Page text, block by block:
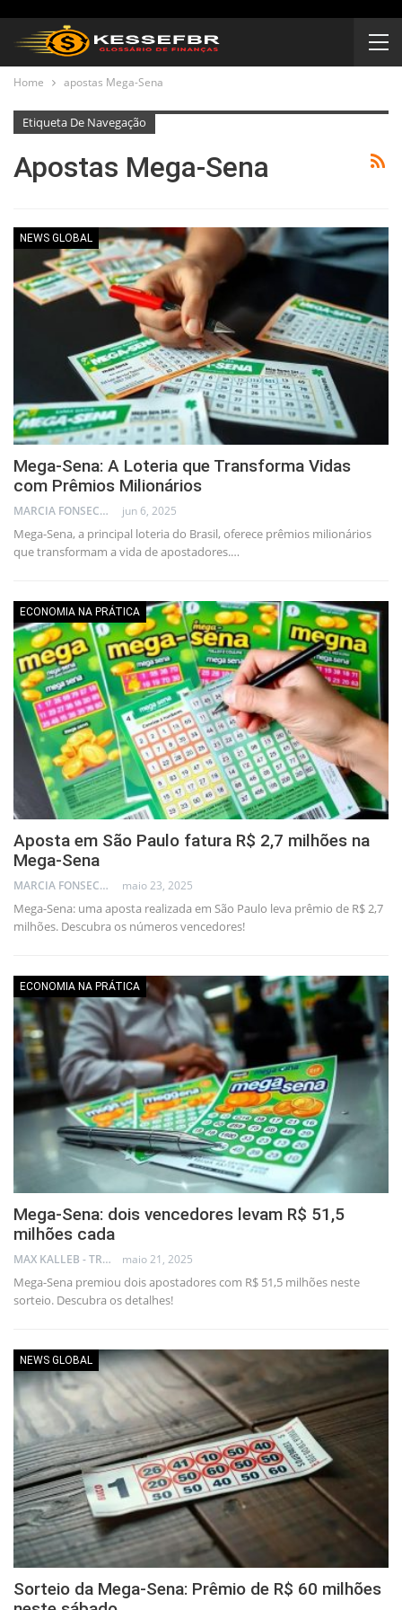
Home apostas Mega-Sena
Etiqueta De Navegação
Apostas Mega-Sena
NEWS GLOBAL
Mega-Sena: A Loteria que Transforma Vidas
com Prêmios Milionários
MARCIA FONSECA - FINANCIAL CONSULTANT jun 6, 2025
Mega-Sena, a principal loteria do Brasil, oferece prêmios milionários
que transformam a vida de apostadores.…
ECONOMIA NA PRÁTICA
Aposta em São Paulo fatura R$ 2,7 milhões na
Mega-Sena
MARCIA FONSECA - FINANCIAL CONSULTANT maio 23, 2025
Mega-Sena: uma aposta realizada em São Paulo leva prêmio de R$ 2,7
milhões. Descubra os números vencedores!
ECONOMIA NA PRÁTICA
Mega-Sena: dois vencedores levam R$ 51,5
milhões cada
MAX KALLEB - TRADER maio 21, 2025
Mega-Sena premiou dois apostadores com R$ 51,5 milhões neste
sorteio. Descubra os detalhes!
NEWS GLOBAL
Sorteio da Mega-Sena: Prêmio de R$ 60 milhões